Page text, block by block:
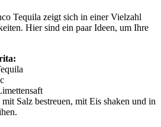
Tequila zeigt sich in einer Vielzahl
Hier sind ein paar Ideen, um Ihre
Salz bestreuen, mit Eis shaken und in